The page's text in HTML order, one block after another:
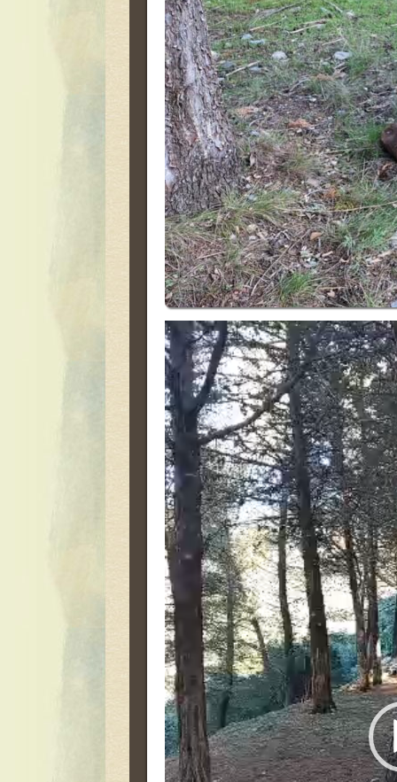
Πρόγραμμα
Αναπαραγωγής
Βίντεο